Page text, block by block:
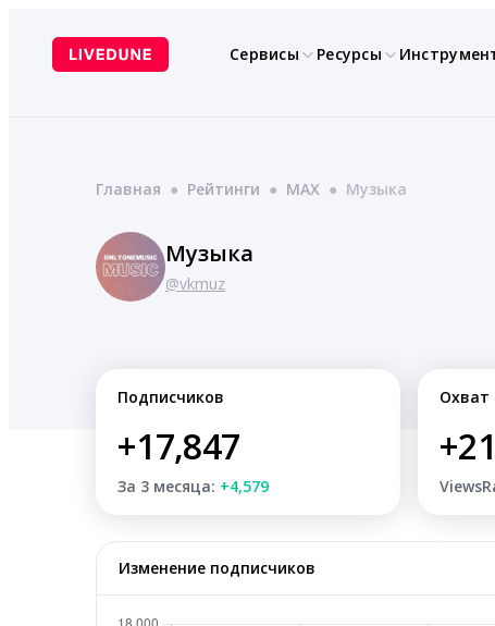
содержимому
Сервисы Ресурсы
Главная ● Рейтинги ● MAX ● Музыка
Музыка
@vkmuz
Подписчиков
+17,847
За 3 месяца: +4,579
Охват
Изменение подписчиков